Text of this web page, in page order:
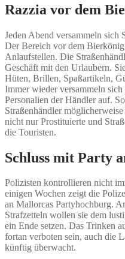
Razzia vor dem
Jeden Abend versammeln sich
Der Bereich vor dem Bierkönig
Anlaufstellen. Die
Geschäft mit den Urlaubern.
Hüten, Brillen, Spaßartikeln,
Immer wieder versammeln
Personalien der Händler auf.
Straßenhändler
nicht nur Prostituierte und
die Touristen.
Schluss mit Party
Polizisten kontrollieren nicht
einigen Wochen zeigt die
an Mallorcas Partyhochburg.
Strafzetteln wollen sie dem
ein Ende setzen. Das Trinken
fortan verboten sein, auch die
künftig überwacht.